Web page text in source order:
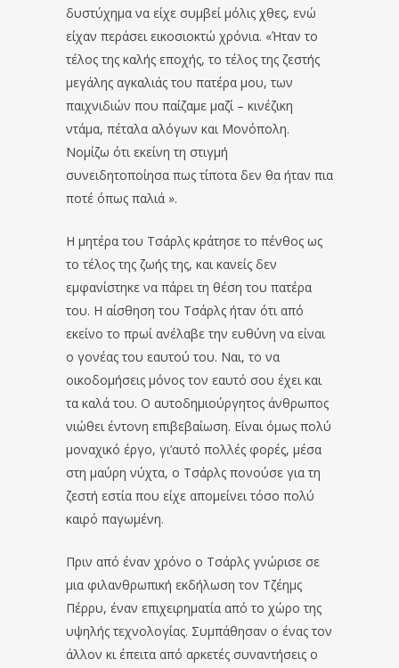
δυστύχημα να είχε συμβεί μόλις χθες, ενώ
είχαν περάσει εικοσιοκτώ χρόνια. «Ήταν το
τέλος της καλής εποχής, το τέλος της ζεστής
μεγάλης αγκαλιάς του πατέρα μου, των
παιχνιδιών που παίζαμε μαζί – κινέζικη
ντάμα, πέταλα αλόγων και Μονόπολη.
Νομίζω ότι εκείνη τη στιγμή
συνειδητοποίησα πως τίποτα δεν θα ήταν πια
ποτέ όπως παλιά ».
Η μητέρα του Τσάρλς κράτησε το πένθος ως
το τέλος της ζωής της, και κανείς δεν
εμφανίστηκε να πάρει τη θέση του πατέρα
του. Η αίσθηση του Τσάρλς ήταν ότι από
εκείνο το πρωί ανέλαβε την ευθύνη να είναι
ο γονέας του εαυτού του. Ναι, το να
οικοδομήσεις μόνος τον εαυτό σου έχει και
τα καλά του. Ο αυτοδημιούργητος άνθρωπος
νιώθει έντονη επιβεβαίωση. Είναι όμως πολύ
μοναχικό έργο, γι’αυτό πολλές φορές, μέσα
στη μαύρη νύχτα, ο Τσάρλς πονούσε για τη
ζεστή εστία που είχε απομείνει τόσο πολύ
καιρό παγωμένη.
Πριν από έναν χρόνο ο Τσάρλς γνώρισε σε
μια φιλανθρωπική εκδήλωση τον Τζέημς
Πέρρυ, έναν επιχειρηματία από το χώρο της
υψηλής τεχνολογίας. Συμπάθησαν ο ένας τον
άλλον κι έπειτα από αρκετές συναντήσεις ο